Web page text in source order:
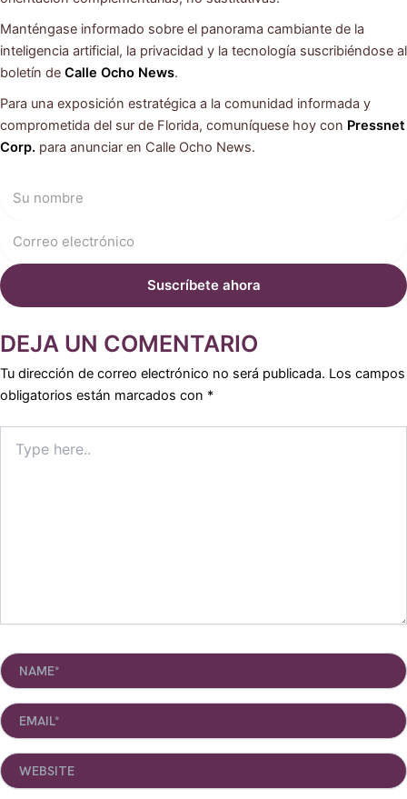
Manténgase informado sobre el panorama cambiante de la
inteligencia artificial, la privacidad y la tecnología suscribiéndose al
boletín de Calle Ocho News.
Para una exposición estratégica a la comunidad informada y
comprometida del sur de Florida, comuníquese hoy con Pressnet
Corp. para anunciar en Calle Ocho News.
DEJA UN COMENTARIO
Tu dirección de correo electrónico no será publicada. Los campos
obligatorios están marcados con *
here..
Name*
Email*
Website